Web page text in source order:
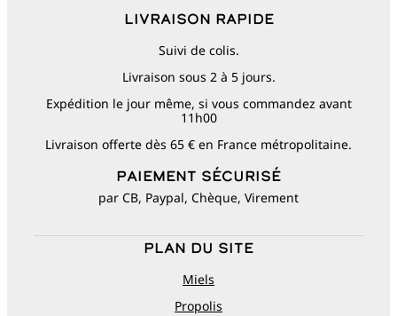
Livraison rapide
Suivi de colis.
Livraison sous 2 à 5 jours.
Expédition le jour même, si vous commandez avant
11h00
Livraison offerte dès 65 € en France métropolitaine.
Paiement sécurisé
par CB, Paypal, Chèque, Virement
Plan du site
Miels
Propolis